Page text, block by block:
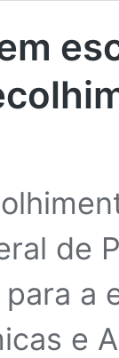
de
a
e